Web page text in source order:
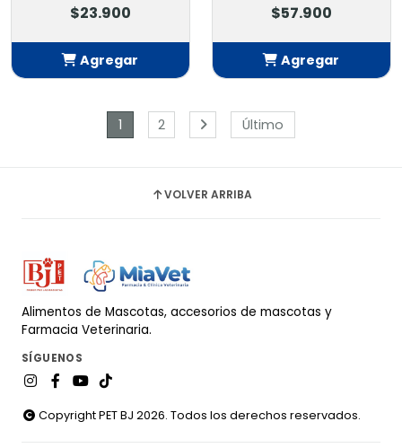
$23.900
Agregar
$57.900
Agregar
1
2 Último
VOLVER ARRIBA
Alimentos de Mascotas, accesorios de mascotas y
Farmacia Veterinaria.
SÍGUENOS
Copyright PET BJ 2026. Todos los derechos reservados.